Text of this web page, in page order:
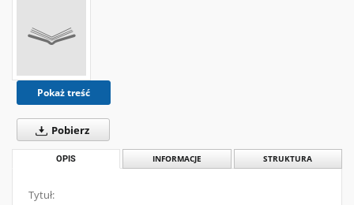
Pokaż treść
Pobierz
OPIS INFORMACJE STRUKTURA
Tytuł: